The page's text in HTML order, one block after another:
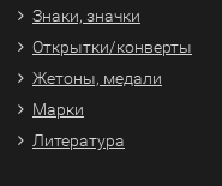
Знаки, значки
Открытки/конверты
Жетоны, медали
Марки
Литература